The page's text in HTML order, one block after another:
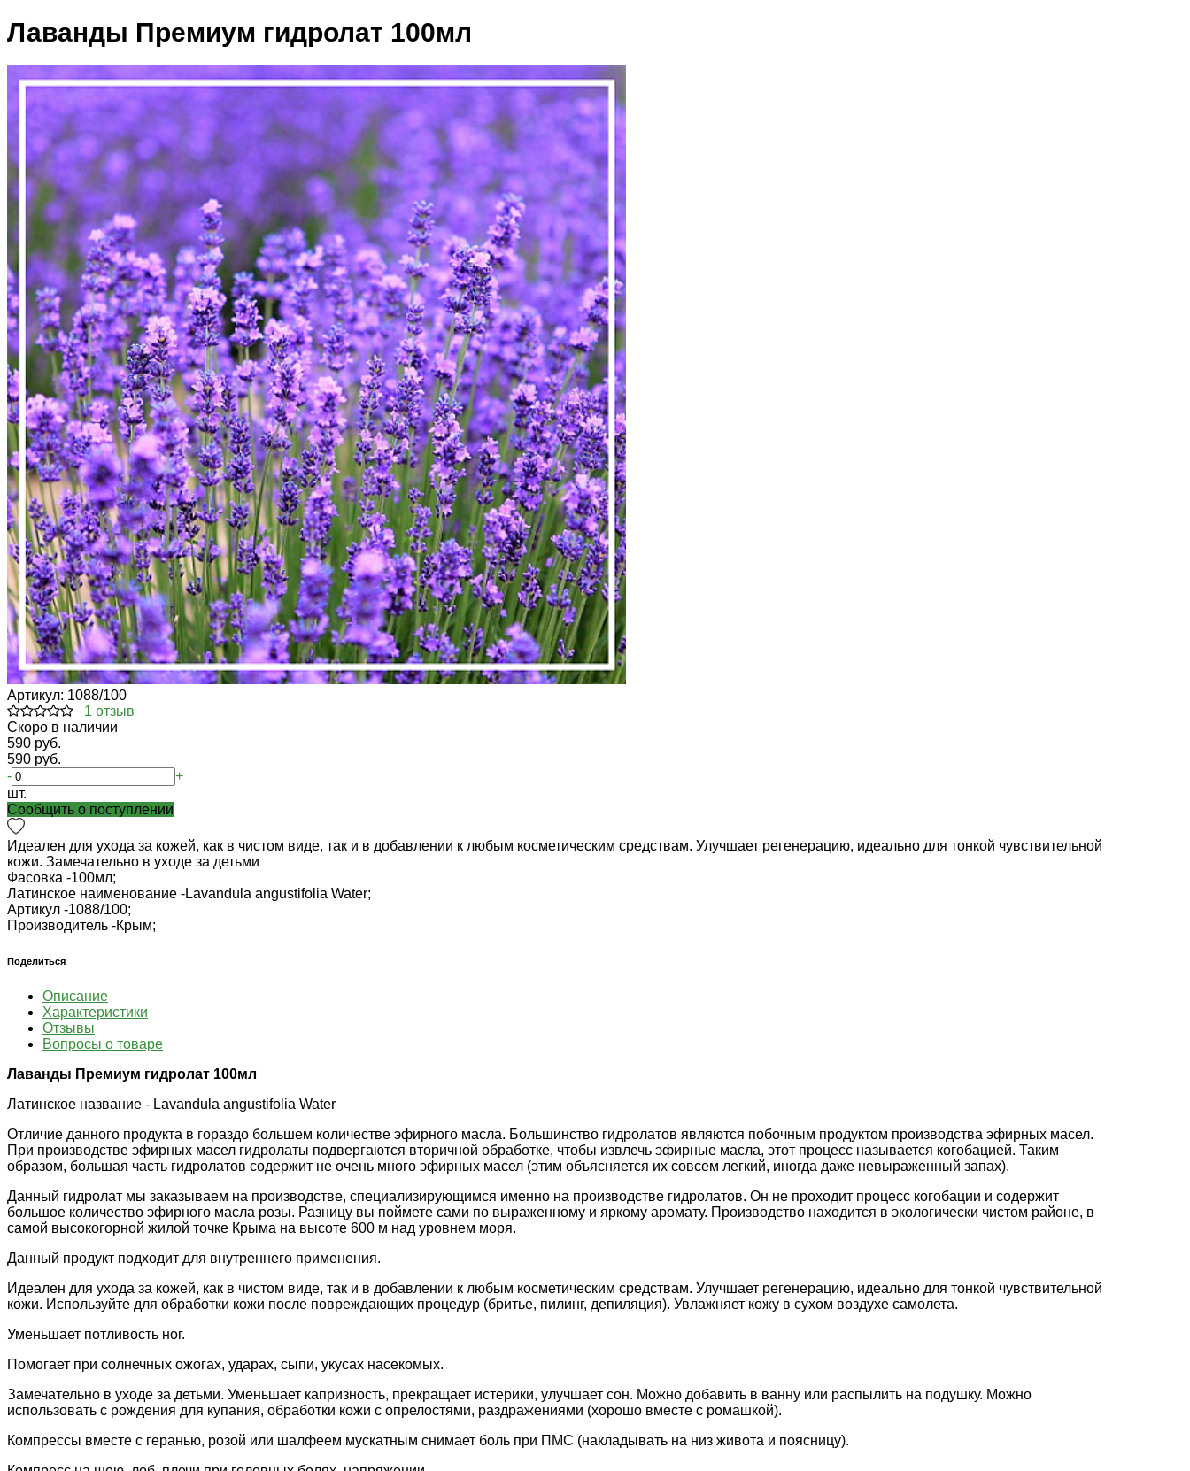
Лаванды Премиум гидролат 100мл
Артикул: 1088/100
1 отзыв
Cкоро в наличии
590 руб.
590 руб.
-
+
шт.
Cообщить о поступлении
Идеален для ухода за кожей, как в чистом виде, так и в добавлении к любым косметическим средствам. Улучшает регенерацию, идеально для тонкой чувствительной
кожи. Замечательно в уходе за детьми
Фасовка -100мл;
Латинское наименование -Lavandula angustifolia Water;
Артикул -1088/100;
Производитель -Крым;
Поделиться
Описание
Характеристики
Отзывы
Вопросы о товаре
Лаванды Премиум гидролат 100мл
Латинское название - Lavandula angustifolia Water
Отличие данного продукта в гораздо большем количестве эфирного масла. Большинство гидролатов являются побочным продуктом производства эфирных масел.
При производстве эфирных масел гидролаты подвергаются вторичной обработке, чтобы извлечь эфирные масла, этот процесс называется когобацией. Таким
образом, большая часть гидролатов содержит не очень много эфирных масел (этим объясняется их совсем легкий, иногда даже невыраженный запах).
Данный гидролат мы заказываем на производстве, специализирующимся именно на производстве гидролатов. Он не проходит процесс когобации и содержит
большое количество эфирного масла розы. Разницу вы поймете сами по выраженному и яркому аромату. Производство находится в экологически чистом районе, в
самой высокогорной жилой точке Крыма на высоте 600 м над уровнем моря.
Данный продукт подходит для внутреннего применения.
Идеален для ухода за кожей, как в чистом виде, так и в добавлении к любым косметическим средствам. Улучшает регенерацию, идеально для тонкой чувствительной
кожи. Используйте для обработки кожи после повреждающих процедур (бритье, пилинг, депиляция). Увлажняет кожу в сухом воздухе самолета.
Уменьшает потливость ног.
Помогает при солнечных ожогах, ударах, сыпи, укусах насекомых.
Замечательно в уходе за детьми. Уменьшает капризность, прекращает истерики, улучшает сон. Можно добавить в ванну или распылить на подушку. Можно
использовать с рождения для купания, обработки кожи с опрелостями, раздражениями (хорошо вместе с ромашкой).
Компрессы вместе с геранью, розой или шалфеем мускатным снимает боль при ПМС (накладывать на низ живота и поясницу).